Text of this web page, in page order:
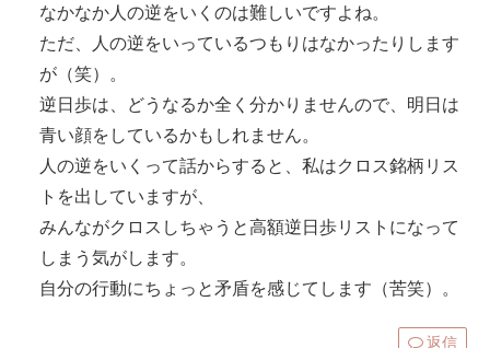
なかなか人の逆をいくのは難しいですよね。
ただ、人の逆をいっているつもりはなかったりします
が（笑）。
逆日歩は、どうなるか全く分かりませんので、明日は
青い顔をしているかもしれません。
人の逆をいくって話からすると、私はクロス銘柄リス
トを出していますが、
みんながクロスしちゃうと高額逆日歩リストになって
しまう気がします。
自分の行動にちょっと矛盾を感じてします（苦笑）。
返信